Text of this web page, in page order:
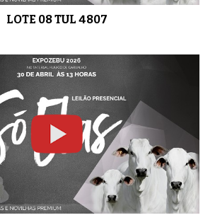
01:45 LOTE 26 TUL 3995
01:41 LOTE 27 RDM B4649 e RDM B4702
01:03 LOTE 28 NJMP 13845
LOTE 08 TUL 4807